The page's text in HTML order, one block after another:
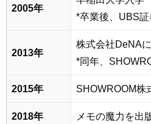
2005年
*卒業後、UBS
2013年
株式会社DeNA
*同年、
2015年 SHOWROOM株
2018年 メモの魔力を出